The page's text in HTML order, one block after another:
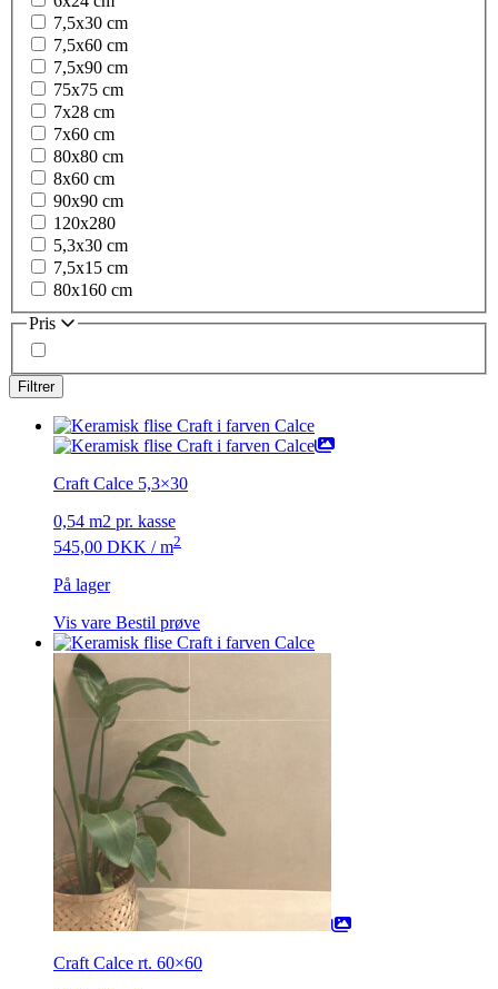
7,5x30 cm
7,5x60 cm
7,5x90 cm
75x75 cm
7x28 cm
7x60 cm
80x80 cm
8x60 cm
90x90 cm
120x280
5,3x30 cm
7,5x15 cm
80x160 cm
Pris
Craft Calce 5,3×30
0,54 m2 pr. kasse
545,00 DKK / m2
På lager
Vis vare Bestil prøve
Craft Calce rt. 60×60